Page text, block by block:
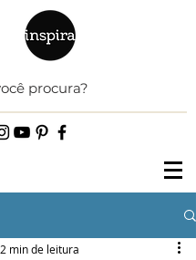
2 min de leitura